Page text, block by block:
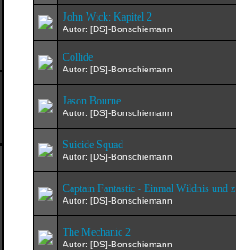
John Wick: Kapitel 2
Autor: [DS]-Bonschiemann
Collide
Autor: [DS]-Bonschiemann
Jason Bourne
Autor: [DS]-Bonschiemann
Suicide Squad
Autor: [DS]-Bonschiemann
Captain Fantastic - Einmal Wildnis und z
Autor: [DS]-Bonschiemann
The Mechanic 2
Autor: [DS]-Bonschiemann